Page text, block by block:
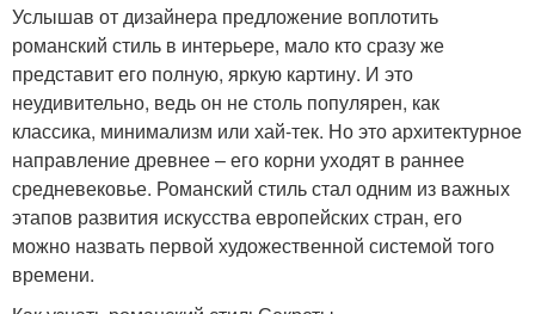
Услышав от дизайнера предложение воплотить
романский стиль в интерьере, мало кто сразу же
представит его полную, яркую картину. И это
неудивительно, ведь он не столь популярен, как
классика, минимализм или хай-тек. Но это архитектурное
направление древнее – его корни уходят в раннее
средневековье. Романский стиль стал одним из важных
этапов развития искусства европейских стран, его
можно назвать первой художественной системой того
времени.